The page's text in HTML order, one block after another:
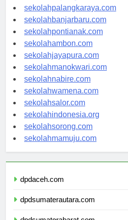
sekolahkupang.com
sekolahpalangkaraya.com
sekolahbanjarbaru.com
sekolahpontianak.com
sekolahambon.com
sekolahjayapura.com
sekolahmanokwari.com
sekolahnabire.com
sekolahwamena.com
sekolahsalor.com
sekolahindonesia.org
sekolahsorong.com